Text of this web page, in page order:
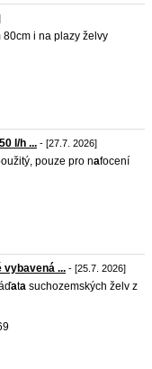
i na plazy želvy
l/h ... - [27.7. 2026]
pouze pro nafocení
vybavená ... - [25.7. 2026]
ata suchozemských želv z